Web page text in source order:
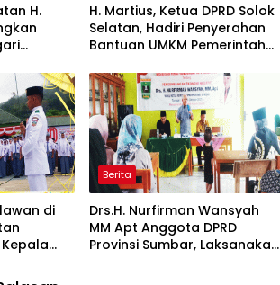
H.
H. Martius, Ketua DPRD Solok
Selatan, Hadiri Penyerahan
Bantuan UMKM Pemerintah
di
Berita
Drs.H. Nurfirman Wansyah
MM Apt Anggota DPRD
Provinsi Sumbar, Laksanakan